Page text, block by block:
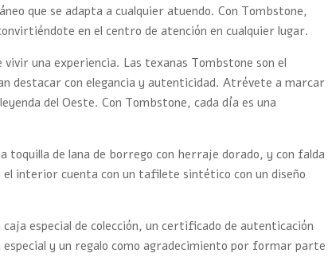
que se adapta a cualquier atuendo. Con Tombstone,
en el centro de atención en cualquier lugar.
una experiencia. Las texanas Tombstone son el
destacar con elegancia y autenticidad. Atrévete a marcar
del Oeste. Con Tombstone, cada día es una
toquilla de lana de borrego con herraje dorado, y con falda
el interior cuenta con un tafilete sintético con un diseño
especial de colección, un certificado de autenticación
y un regalo como agradecimiento por formar parte